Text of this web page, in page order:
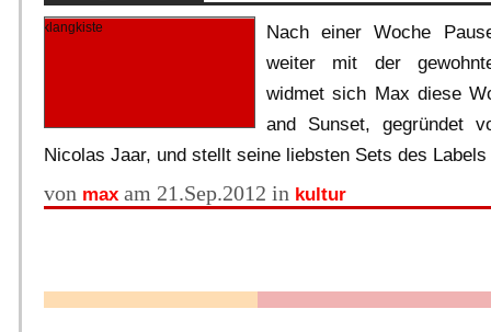
Nach einer Woche
weiter mit der
widmet sich Max diese
and Sunset, gegründet
Nicolas Jaar, und stellt seine liebsten Sets des Labels
von max am 21.Sep.2012 in kultur